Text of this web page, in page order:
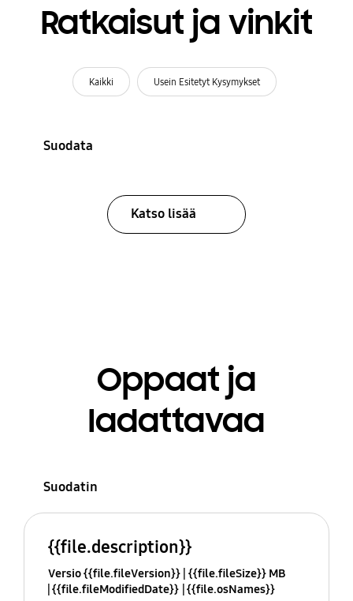
Ratkaisut ja vinkit
Kaikki Usein Esitetyt Kysymykset
Suodata
Katso lisää
Oppaat ja
ladattavaa
Suodatin
{{file.description}}
Versio {{file.fileVersion}} {{file.fileSize}} MB
{{file.fileModifiedDate}} {{file.osNames}}